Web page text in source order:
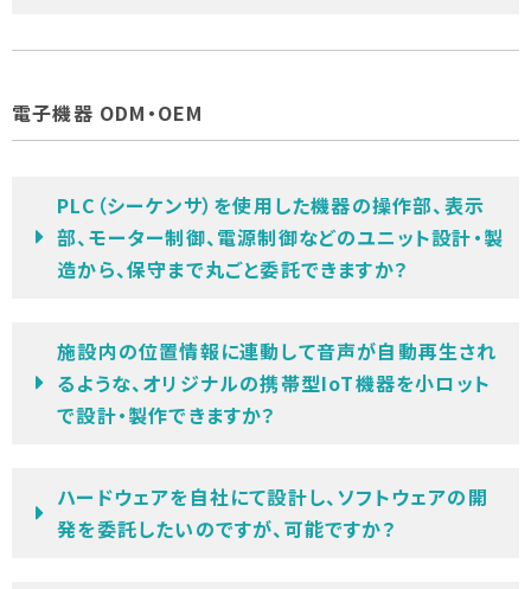
電子機器 ODM・OEM
PLC（シーケンサ）を使用した機器の操作部、表示
部、モーター制御、電源制御などのユニット設計・製
造から、保守まで丸ごと委託できますか？
施設内の位置情報に連動して音声が自動再生され
るような、オリジナルの携帯型IoT機器を小ロット
で設計・製作できますか？
ハードウェアを自社にて設計し、ソフトウェアの開
発を委託したいのですが、可能ですか？